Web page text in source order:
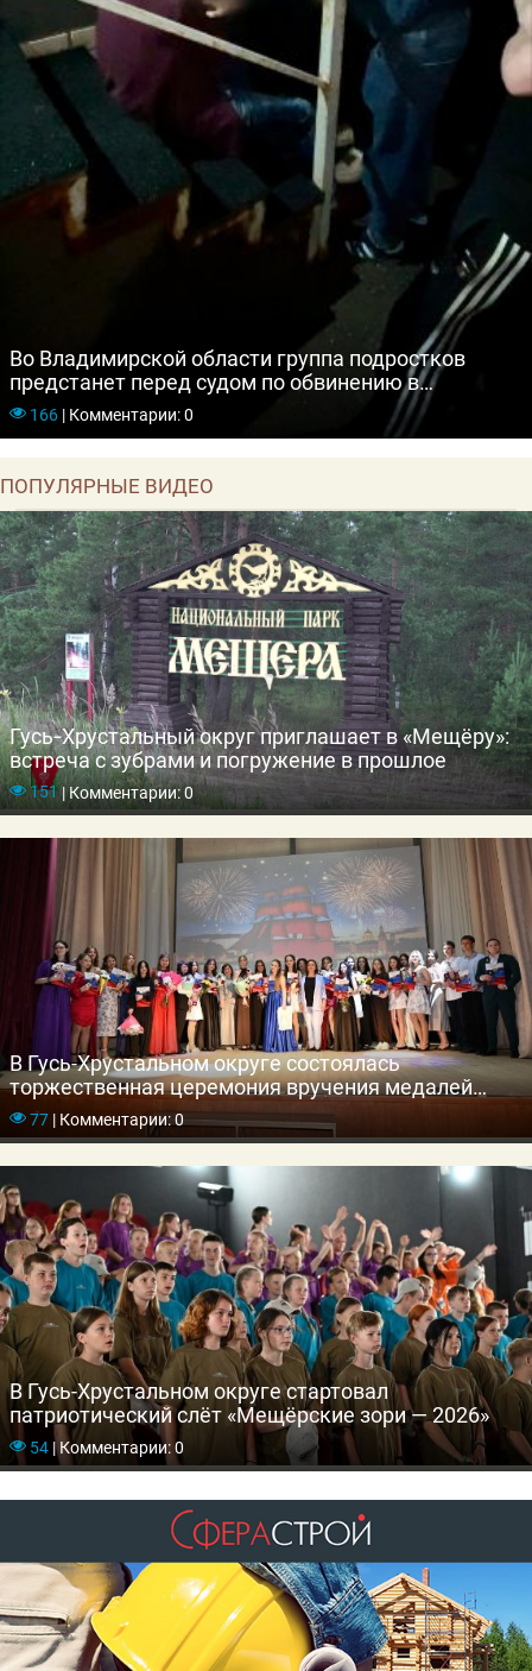
Во Владимирской области группа подростков
предстанет перед судом по обвинению в
экстремизме и нападениях на граждан
166 |Комментарии: 0
ПОПУЛЯРНЫЕ ВИДЕО
Гусь‑Хрустальный округ приглашает в «Мещёру»:
встреча с зубрами и погружение в прошлое
151|Комментарии: 0
В Гусь-Хрустальном округе состоялась
торжественная церемония вручения медалей
выпускникам школ
77 |Комментарии: 0
В Гусь-Хрустальном округе стартовал
патриотический слёт «Мещёрские зори — 2026»
54 |Комментарии: 0